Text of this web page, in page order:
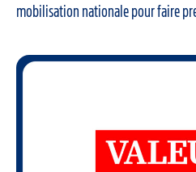
mobilisation nationale pour faire